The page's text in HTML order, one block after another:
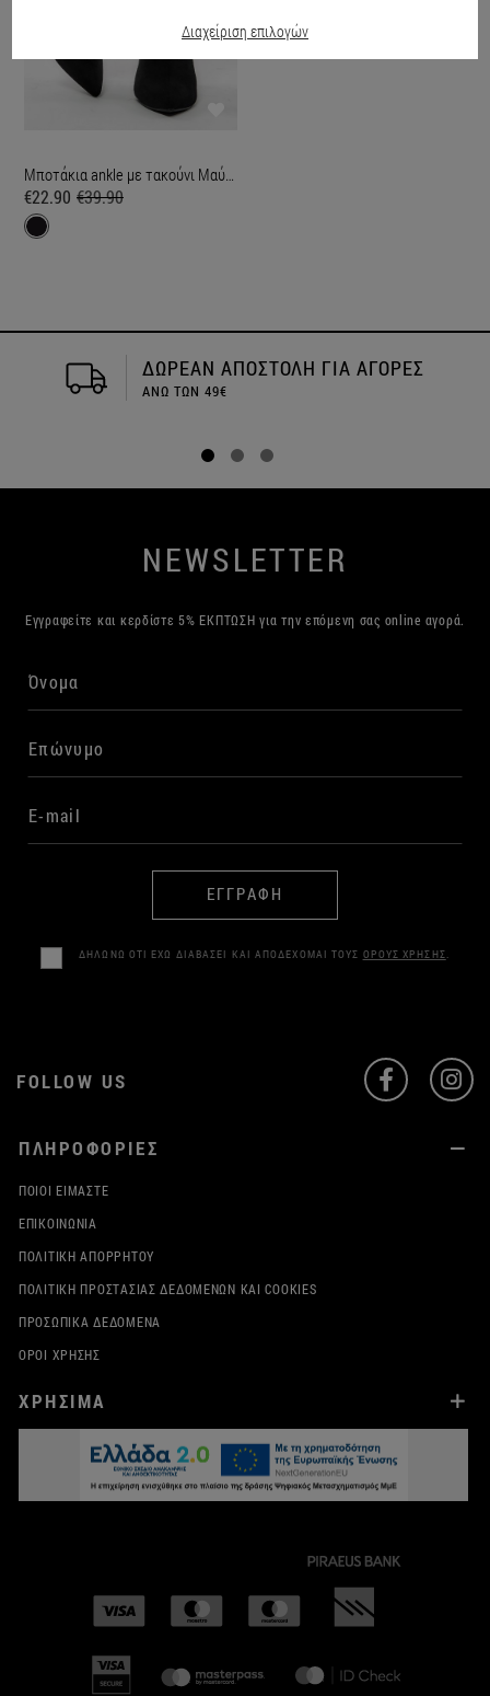
Μποτάκια ankle με τακούνι Μαύρο
€22.90 €39.90
ΔΩΡΕΑΝ ΑΠΟΣΤΟΛΗ ΓΙΑ ΑΓΟΡΕΣ
ΑΝΩ ΤΩΝ 49€
NEWSLETTER
Εγγραφείτε και κερδίστε 5% ΕΚΠΤΩΣΗ για την επόμενη σας online αγορά.
ΕΓΓΡΑΦΗ
ΔΗΛΩΝΩ ΟΤΙ ΕΧΩ ΔΙΑΒΑΣΕΙ ΚΑΙ ΑΠΟΔΕΧΟΜΑΙ ΤΟΥΣ ΟΡΟΥΣ ΧΡΗΣΗΣ.
FOLLOW US
ΠΛΗΡΟΦΟΡΙΕΣ
ΠΟΙΟΙ ΕΊΜΑΣΤΕ
ΕΠΙΚΟΙΝΩΝΊΑ
ΠΟΛΙΤΙΚΉ ΑΠΟΡΡΉΤΟΥ
ΠΟΛΙΤΙΚΉ ΠΡΟΣΤΑΣΊΑΣ ΔΕΔΟΜΈΝΩΝ ΚΑΙ COOKIES
ΠΡΟΣΩΠΙΚΆ ΔΕΔΟΜΈΝΑ
ΌΡΟΙ ΧΡΉΣΗΣ
ΧΡΗΣΙΜΑ
Διαχείριση επιλογών